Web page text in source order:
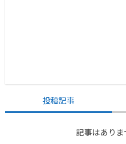
投稿記事
記事はありま